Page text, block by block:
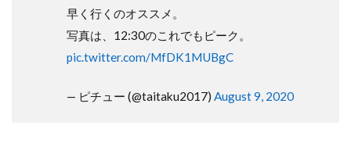
早く行くのオススメ。
写真は、12:30のこれでもピーク。
pic.twitter.com/MfDK1MUBgC
— ピチュー (@taitaku2017) August 9, 2020